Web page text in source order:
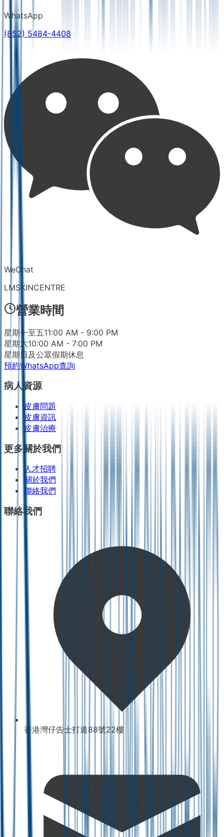
WhatsApp
(852) 5484-4408
WeChat
LMSKINCENTRE
營業時間
星期一至五11:00 AM - 9:00 PM
星期六10:00 AM - 7:00 PM
星期日及公眾假期休息
預約WhatsApp查詢
病人資源
皮膚問題
皮膚資訊
皮膚治療
更多關於我們
人才招聘
關於我們
聯絡我們
聯絡我們
香港灣仔告士打道88號22樓